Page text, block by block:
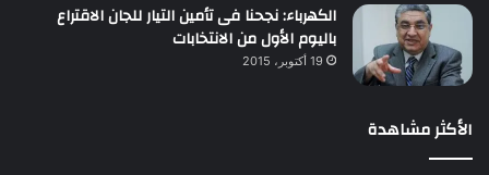
الكهرباء: نجحنا فى تأمين التيار للجان الاقتراع
باليوم الأول من الانتخابات
19 أكتوبر، 2015
الأكثر مشاهدة